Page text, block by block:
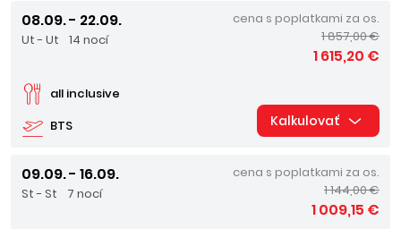
08.09. - 22.09.
Ut - Ut 14 nocí
BTS
all inclusive
cena s poplatkami za os.
1 857,00 €
1 615,20 €
Kalkulovať
09.09. - 16.09.
St - St 7 nocí
cena s poplatkami za os.
1 144,00 €
1 009,15 €